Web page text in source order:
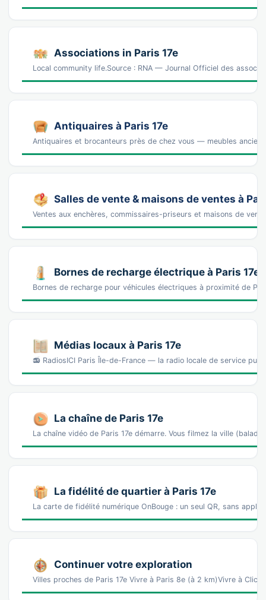
Associations in Paris 17e
Local community life.Source : RNA — Journal Officiel des
Antiquaires à Paris 17e
Antiquaires et brocanteurs près de chez vous — meubles
Salles de vente & maisons de ventes à
Ventes aux enchères, commissaires-priseurs et maisons de
Bornes de recharge électrique à Paris 17e
Bornes de recharge pour véhicules électriques à proximité de
Médias locaux à Paris 17e
📻 RadiosICI Paris Île-de-France — la radio locale de service
La chaîne de Paris 17e
La chaîne vidéo de Paris 17e démarre. Vous filmez la ville
La fidélité de quartier à Paris 17e
La carte de fidélité numérique OnBouge : un seul QR, sans appli
Continuer votre exploration
Villes proches de Paris 17e Vivre à Paris 8e (à 2 km)Vivre à